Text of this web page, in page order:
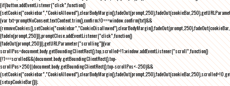
{if(button.addEventListener("click",function()
{var txt=promptNoConsent.textContent.trim(),confirm;!0===window.confirm(txt)&&
{fadeIn(prompt,250)}),promptClose.addEventListener("click",function()
{fadeOut(prompt,250)}),getURLParameter("scrolling")){var
scrollPos=document.body.getBoundingClientRect().top,scrolled=!1;window.addEventListener("scroll",function()
{!1===scrolled&&(document.body.getBoundingClientRect().top-
scrollPos>250||document.body.getBoundingClientRect().top-scrollPos<-250)&&
{setupCookieBar()});